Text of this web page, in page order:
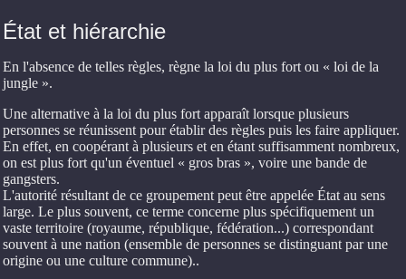
État et hiérarchie
En l'absence de telles règles, règne la loi du plus fort ou « loi de la
jungle ».
Une alternative à la loi du plus fort apparaît lorsque plusieurs
personnes se réunissent pour établir des règles puis les faire appliquer.
En effet, en coopérant à plusieurs et en étant suffisamment nombreux,
on est plus fort qu'un éventuel « gros bras », voire une bande de
gangsters.
L'autorité résultant de ce groupement peut être appelée État au sens
large. Le plus souvent, ce terme concerne plus spécifiquement un
vaste territoire (royaume, république, fédération...) correspondant
souvent à une nation (ensemble de personnes se distinguant par une
origine ou une culture commune)..